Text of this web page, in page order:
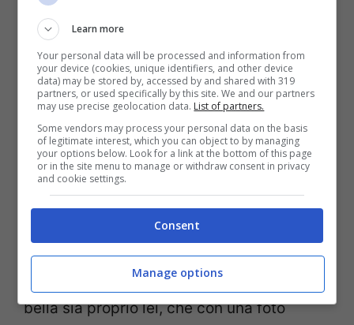
Sara Croce a Capri (screenshot Instagram)
Ancora una volta la splendidaBonasha
deciso di regalare un panorama
paradisiaco ai follower. Non si tratta di
Capri, il cui mare si intravede alle sue
spalle. Possiamo dire che la visione più
bella sia proprio lei, che con una foto
Learn more
Your personal data will be processed and information from
your device (cookies, unique identifiers, and other device
data) may be stored by, accessed by and shared with 319
partners, or used specifically by this site. We and our partners
may use precise geolocation data. List of partners.
Some vendors may process your personal data on the basis
of legitimate interest, which you can object to by managing
your options below. Look for a link at the bottom of this page
or in the site menu to manage or withdraw consent in privacy
and cookie settings.
Consent
Manage options